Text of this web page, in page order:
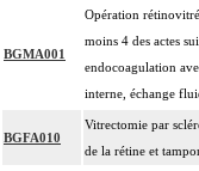
BGMA001
Opération
moins 4 des actes
endocoagulation
interne, échange
BGFA010
Vitrectomie par
de la rétine et